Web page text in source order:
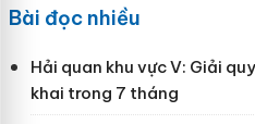
Bài đọc nhiều
Hải quan khu vực V: Giải
khai trong 7 tháng